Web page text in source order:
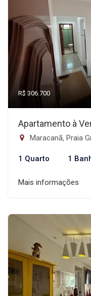
R$ 306.700
Apartamento à
Maracanã, Praia
1 Quarto 1
Mais informações